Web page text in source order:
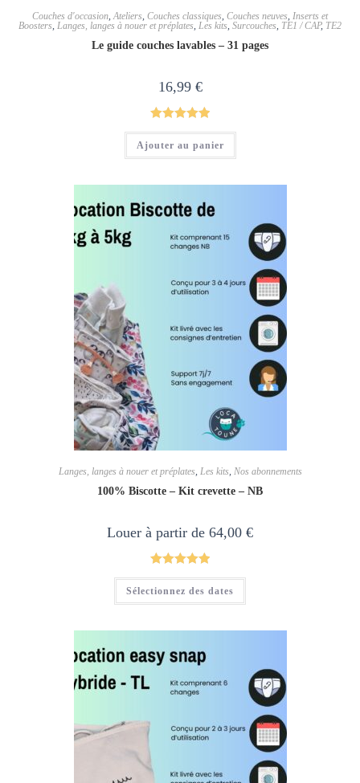
Couches d'occasion,Ateliers, Couches classiques, Couches neuves, Inserts et
Boosters, Langes, langes à nouer et préplates, Les kits, Surcouches, TE1 / CAP, TE2
Le guide couches lavables – 31 pages
16,99 €
Note5.00
sur 5
Ajouter au panier
Langes, langes à nouer et préplates, Les kits, Nos abonnements
100% Biscotte – Kit crevette – NB
Louer à partir de 64,00 €
Note5.00
sur 5
Sélectionnez des dates
a
être
choisies
sur
page
du
produit